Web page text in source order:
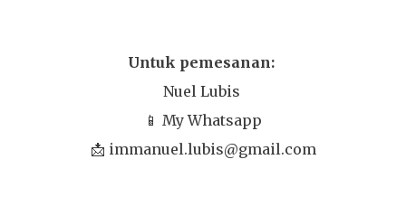
Untuk pemesanan:
Nuel Lubis
📱 My Whatsapp
📩 immanuel.lubis@gmail.com